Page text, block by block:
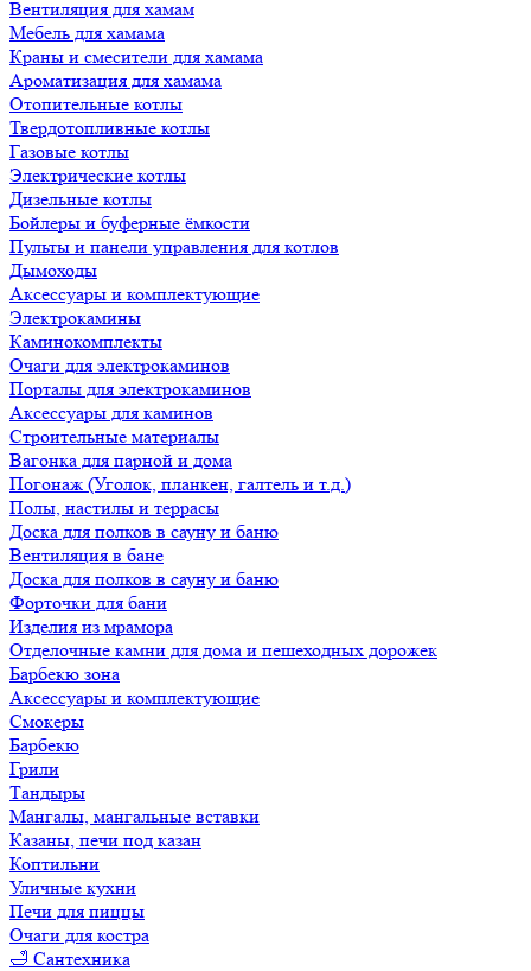
Вентиляция для хамам
Мебель для хамама
Краны и смесители для хамама
Ароматизация для хамама
Отопительные котлы
Твердотопливные котлы
Газовые котлы
Электрические котлы
Дизельные котлы
Бойлеры и буферные ёмкости
Пульты и панели управления для котлов
Дымоходы
Аксессуары и комплектующие
Электрокамины
Каминокомплекты
Очаги для электрокаминов
Порталы для электрокаминов
Аксессуары для каминов
Строительные материалы
Вагонка для парной и дома
Погонаж (Уголок, планкен, галтель и т.д.)
Полы, настилы и террасы
Доска для полков в сауну и баню
Вентиляция в бане
Доска для полков в сауну и баню
Форточки для бани
Изделия из мрамора
Отделочные камни для дома и пешеходных дорожек
Барбекю зона
Аксессуары и комплектующие
Смокеры
Барбекю
Грили
Тандыры
Мангалы, мангальные вставки
Казаны, печи под казан
Коптильни
Уличные кухни
Печи для пиццы
Очаги для костра
🛁 Сантехника